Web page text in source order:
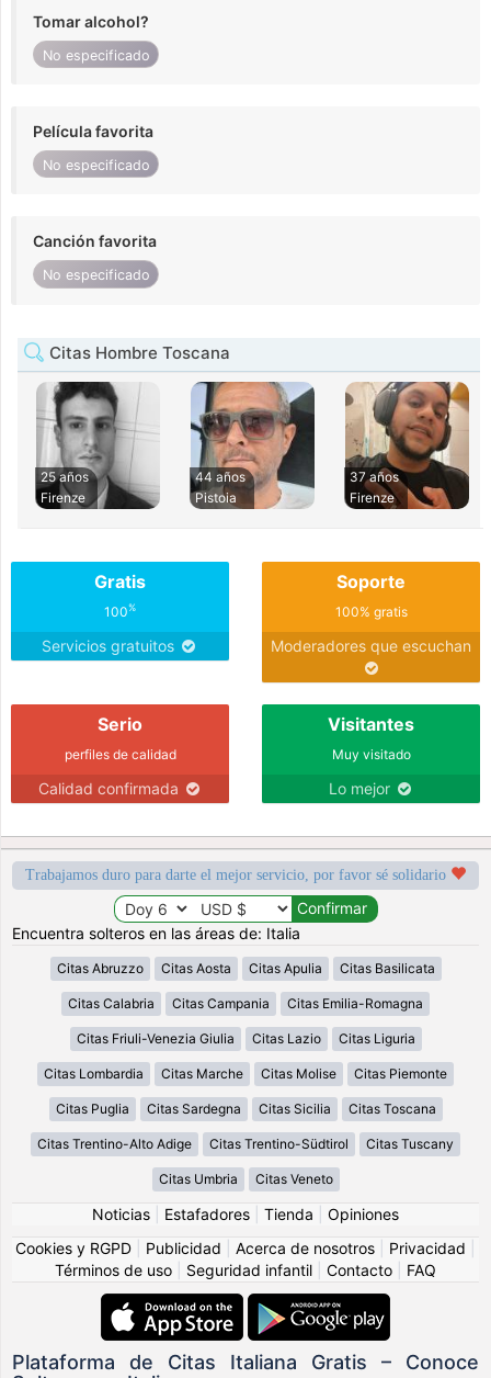
Tomar alcohol?
No especificado
Película favorita
No especificado
Canción favorita
No especificado
Citas Hombre Toscana
25 años
Firenze
44 años
Pistoia
37 años
Firenze
Gratis
100%
Servicios gratuitos
Soporte
100% gratis
Moderadores que escuchan
Serio
perfiles de calidad
Calidad confirmada
Visitantes
Muy visitado
Lo mejor
Trabajamos duro para darte el mejor servicio, por favor sé solidario
Encuentra solteros en las áreas de: Italia
Citas Abruzzo Citas Aosta Citas Apulia Citas Basilicata
Citas Calabria Citas Campania Citas Emilia-Romagna
Citas Friuli-Venezia Giulia Citas Lazio Citas Liguria
Citas Lombardia Citas Marche Citas Molise Citas Piemonte
Citas Puglia Citas Sardegna Citas Sicilia Citas Toscana
Citas Trentino-Alto Adige Citas Trentino-Südtirol Citas Tuscany
Citas Umbria Citas Veneto
Noticias Estafadores Tienda
Opiniones
Cookies y RGPD
Publicidad Acerca de nosotros Privacidad
Términos de uso
Seguridad infantil Contacto FAQ
Plataforma de Citas Italiana Gratis – Conoce